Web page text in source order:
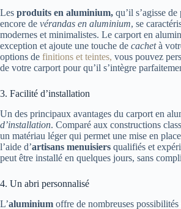
Les produits en aluminium, qu’il s’agisse
encore de vérandas en aluminium, se
modernes et minimalistes. Le carport en
exception et ajoute une touche de cachetà
options de finitions et teintes, vous pouvez
de votre carport pour qu’il s’intègre
3. Facilité d’installation
Un des principaux avantages du carport en
d’installation. Comparé aux constructions
un matériau léger qui permet une mise en
l’aide d’artisans menuisiers qualifiés et
peut être installé en quelques jours, sans
4. Un abri personnalisé
L’aluminium offre de nombreuses